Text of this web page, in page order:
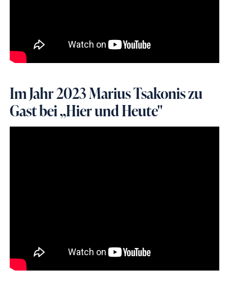
Im Jahr 2023 Marius Tsakonis zu
Gast bei ,,Hier und Heute"